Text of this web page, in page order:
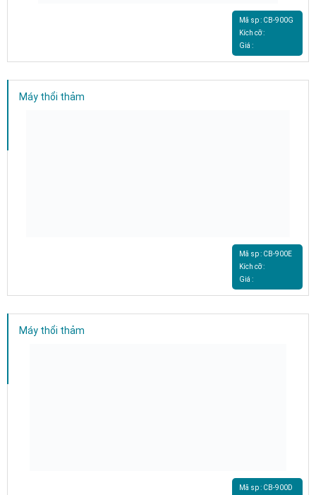
Mã sp : CB-900G
Kích cỡ :
Giá :
Máy thổi thảm
Mã sp : CB-900E
Kích cỡ :
Giá :
Máy thổi thảm
Mã sp : CB-900D